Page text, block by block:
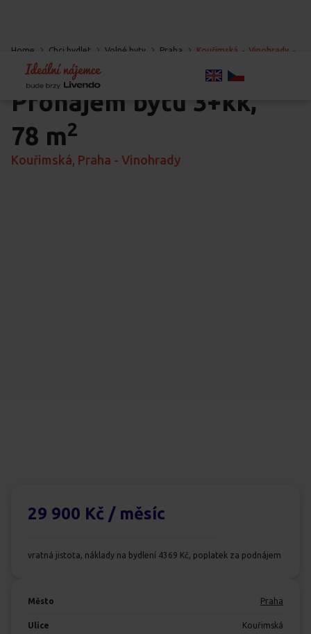
Home Chci bydlet Volné byty Praha Kouřimská - Vinohrady -
Praha
Pronájem bytu 3+kk,
78 m2
Kouřimská, Praha - Vinohrady
29 900 Kč / měsíc
vratná jistota, náklady na bydlení 4369 Kč, poplatek za podnájem
Město Praha
Ulice Kouřimská